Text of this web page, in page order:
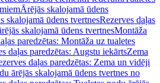
Ārējās skalojamā ūdens
skalojamā ūdens tvertnesRezerves daļas
skalojamā ūdens tvertnesMontāža
paredzētas: Montāža uz tualetes
daļas paredzētas: Augstu iekārtsZema
daļas paredzētas: Zema un vidēji
ārējās skalojamā ūdens tvertnes no